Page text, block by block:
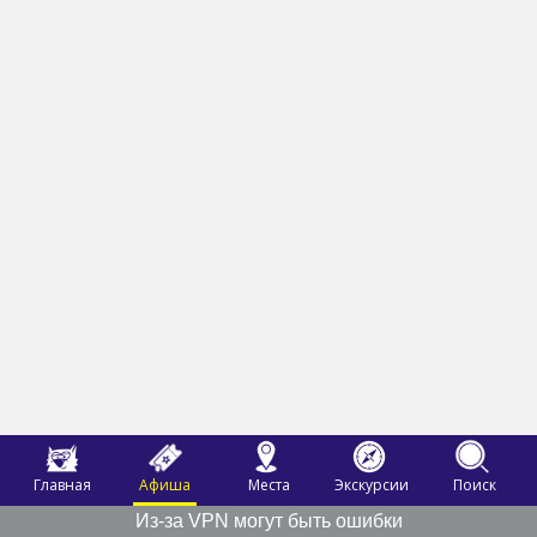
Главная Афиша Места Экскурсии
Поиск
Из-за VPN могут быть ошибки